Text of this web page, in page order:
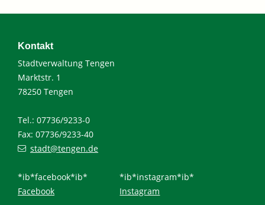
Kontakt
Stadtverwaltung Tengen
Marktstr. 1
78250 Tengen
Tel.: 07736/9233-0
Fax: 07736/9233-40
stadt@tengen.de
*ib*facebook*ib*
Facebook
*ib*instagram*ib*
Instagram